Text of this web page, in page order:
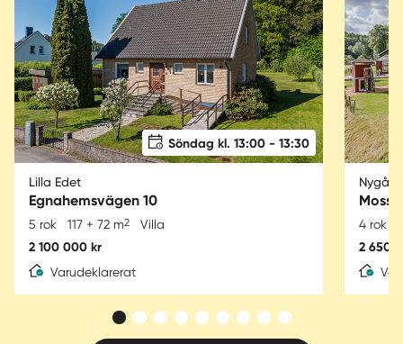
Söndag kl. 13:00 - 13:30
Lilla Edet
Egnahemsvägen 10
5 rok 117 + 72 m2 Villa
2 100 000 kr
Varudeklarerat
Nygård
4 rok
2 650